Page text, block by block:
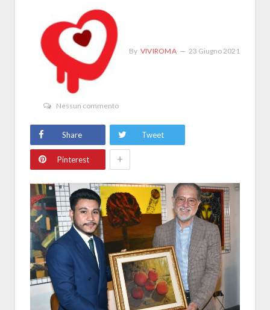
By VIVIROMA 23 Giugno 2021
Nessun commento
Share Tweet
Pinterest +